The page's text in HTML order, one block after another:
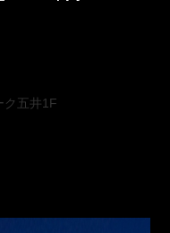
五井1F